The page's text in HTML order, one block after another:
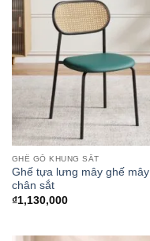
GHẾ GỖ KHUNG SẮT
Ghế tựa lưng mây ghế mây
chân sắt
₫1,130,000